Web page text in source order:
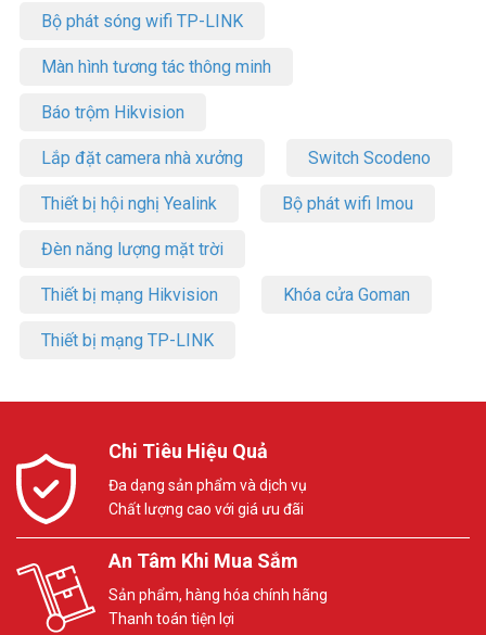
Bộ phát sóng wifi TP-LINK
Màn hình tương tác thông minh
Báo trộm Hikvision
Lắp đặt camera nhà xưởng Switch Scodeno
Thiết bị hội nghị Yealink Bộ phát wifi Imou
Đèn năng lượng mặt trời
Thiết bị mạng Hikvision Khóa cửa Goman
Thiết bị mạng TP-LINK
Chi Tiêu Hiệu Quả
Đa dạng sản phẩm và dịch vụ
Chất lượng cao với giá ưu đãi
An Tâm Khi Mua Sắm
Sản phẩm, hàng hóa chính hãng
Thanh toán tiện lợi